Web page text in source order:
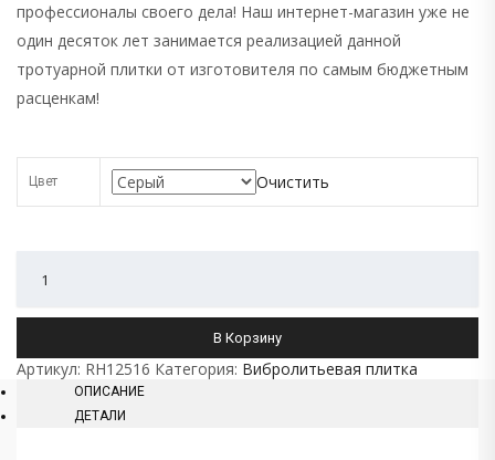
профессионалы своего дела! Наш интернет-магазин уже не
один десяток лет занимается реализацией данной
тротуарной плитки от изготовителя по самым бюджетным
расценкам!
Цвет Очистить
В Корзину
Артикул: RH12516 Категория: Вибролитьевая плитка
ОПИСАНИЕ
ДЕТАЛИ